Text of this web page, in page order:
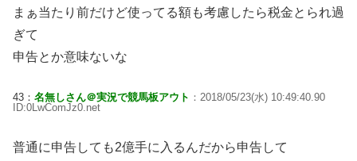
まぁ当たり前だけど使ってる額も考慮したら税金とられ過
ぎて
申告とか意味ないな
43： 名無しさん＠実況で競馬板アウト ：2018/05/23(水) 10:49:40.90
ID:0LwComJz0.net
普通に申告しても2億手に入るんだから申告して